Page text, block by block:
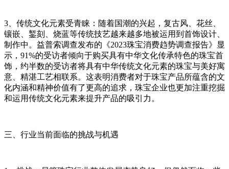
3、传统文化元素受青睐：随着国潮的兴起，复古风、花丝、
镶嵌、錾刻、烧蓝等传统技艺越来越多地被运用到首饰设计、
制作中。益普索调查发布的《2023珠宝消费趋势调查报告》显
示，91%的受访者倾向于购买具有中华文化传承特色的珠宝首
饰，约半数的受访者将具有中华传统文化元素的珠宝与美好寓
意、精湛工艺相联系。这表明消费者对于珠宝产品所蕴含的文
化内涵和精神价值有了更高的追求，珠宝企业也更加注重挖掘
和运用传统文化元素来提升产品的吸引力。
三、行业当前面临的挑战与机遇